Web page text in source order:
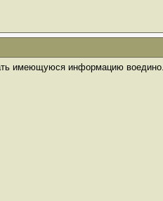
имеющуюся информацию воедино.